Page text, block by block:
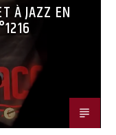
À JAZZ EN